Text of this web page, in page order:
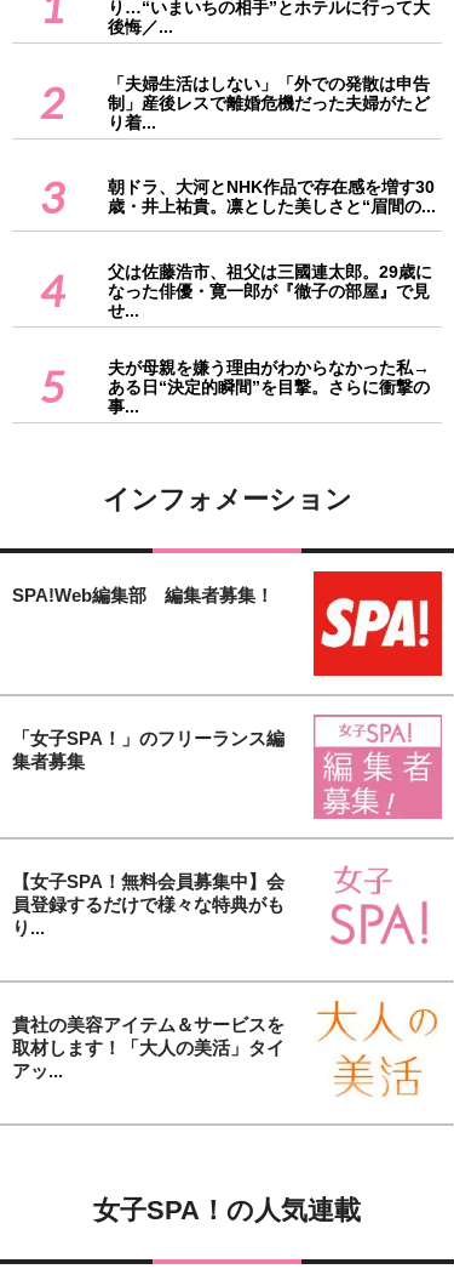
り…“いまいちの相手”とホテルに行って大
後悔／...
2
「夫婦生活はしない」「外での発散は申告
制」産後レスで離婚危機だった夫婦がたど
り着...
3
朝ドラ、大河とNHK作品で存在感を増す30
歳・井上祐貴。凛とした美しさと“眉間の...
4
父は佐藤浩市、祖父は三國連太郎。29歳に
なった俳優・寛一郎が『徹子の部屋』で見
せ...
5
夫が母親を嫌う理由がわからなかった私→
ある日“決定的瞬間”を目撃。さらに衝撃の
事...
インフォメーション
SPA!Web編集部 編集者募集！
「女子SPA！」のフリーランス編
集者募集
【女子SPA！無料会員募集中】会
員登録するだけで様々な特典がも
り...
貴社の美容アイテム＆サービスを
取材します！「大人の美活」タイ
アッ...
女子SPA！の人気連載